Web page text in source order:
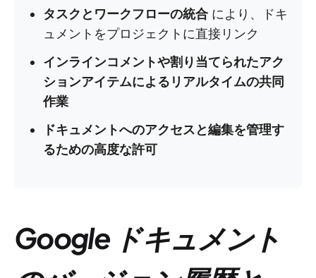
タスクとワークフローの統合 により、ドキ
ュメントをプロジェクトに直接リンク
インラインコメントや割り当てられたアク
ションアイテムによるリアルタイムの共同
作業
ドキュメントへのアクセスと編集を管理す
るための高度な許可
Google ドキュメント